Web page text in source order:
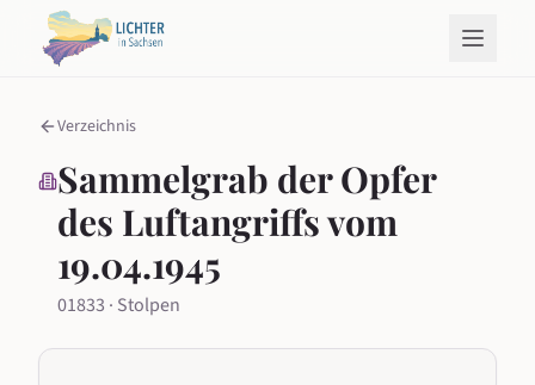
Verzeichnis
Sammelgrab der Opfer
des Luftangriffs vom
19.04.1945
01833 · Stolpen